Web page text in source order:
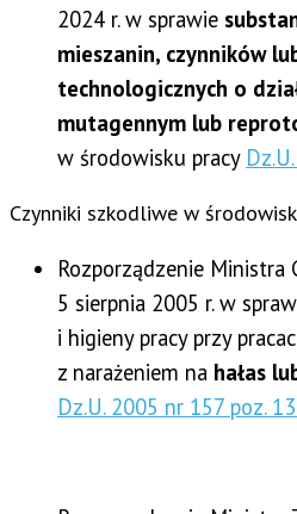
2024 r. w sprawie
mieszanin, czynników
technologicznych o
mutagennym lub
w środowisku pracy
Czynniki szkodliwe w
Rozporządzenie Ministra
5 sierpnia 2005 r. w
i higieny pracy przy
z narażeniem na hałas
Dz.U. 2005 nr 157 poz.